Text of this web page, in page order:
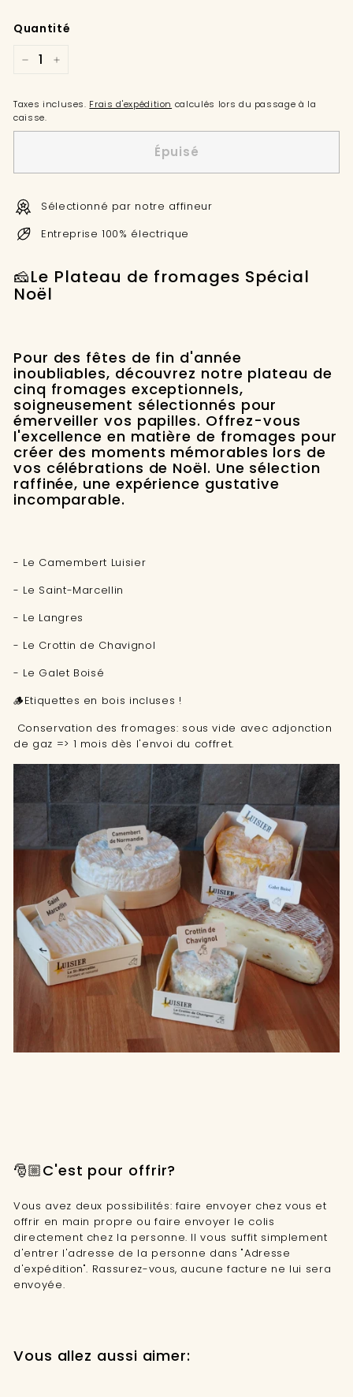
Quantité
+
Taxes incluses. Frais d'expédition calculés lors du passage à la
caisse.
Épuisé
Sélectionné par notre affineur
Entreprise 100% électrique
🧀Le Plateau de fromages Spécial
Noël
Pour des fêtes de fin d'année
inoubliables, découvrez notre plateau de
cinq fromages exceptionnels,
soigneusement sélectionnés pour
émerveiller vos papilles. Offrez-vous
l'excellence en matière de fromages pour
créer des moments mémorables lors de
vos célébrations de Noël. Une sélection
raffinée, une expérience gustative
incomparable.
- Le Camembert Luisier
- Le Saint-Marcellin
- Le Langres
- Le Crottin de Chavignol
- Le Galet Boisé
🪵Etiquettes en bois incluses !
Conservation des fromages: sous vide avec adjonction
de gaz => 1 mois dès l'envoi du coffret.
🎅🏼C'est pour offrir?
Vous avez deux possibilités: faire envoyer chez vous et
offrir en main propre ou faire envoyer le colis
directement chez la personne. Il vous suffit simplement
d'entrer l'adresse de la personne dans "Adresse
d'expédition". Rassurez-vous, aucune facture ne lui sera
envoyée.
Vous allez aussi aimer: